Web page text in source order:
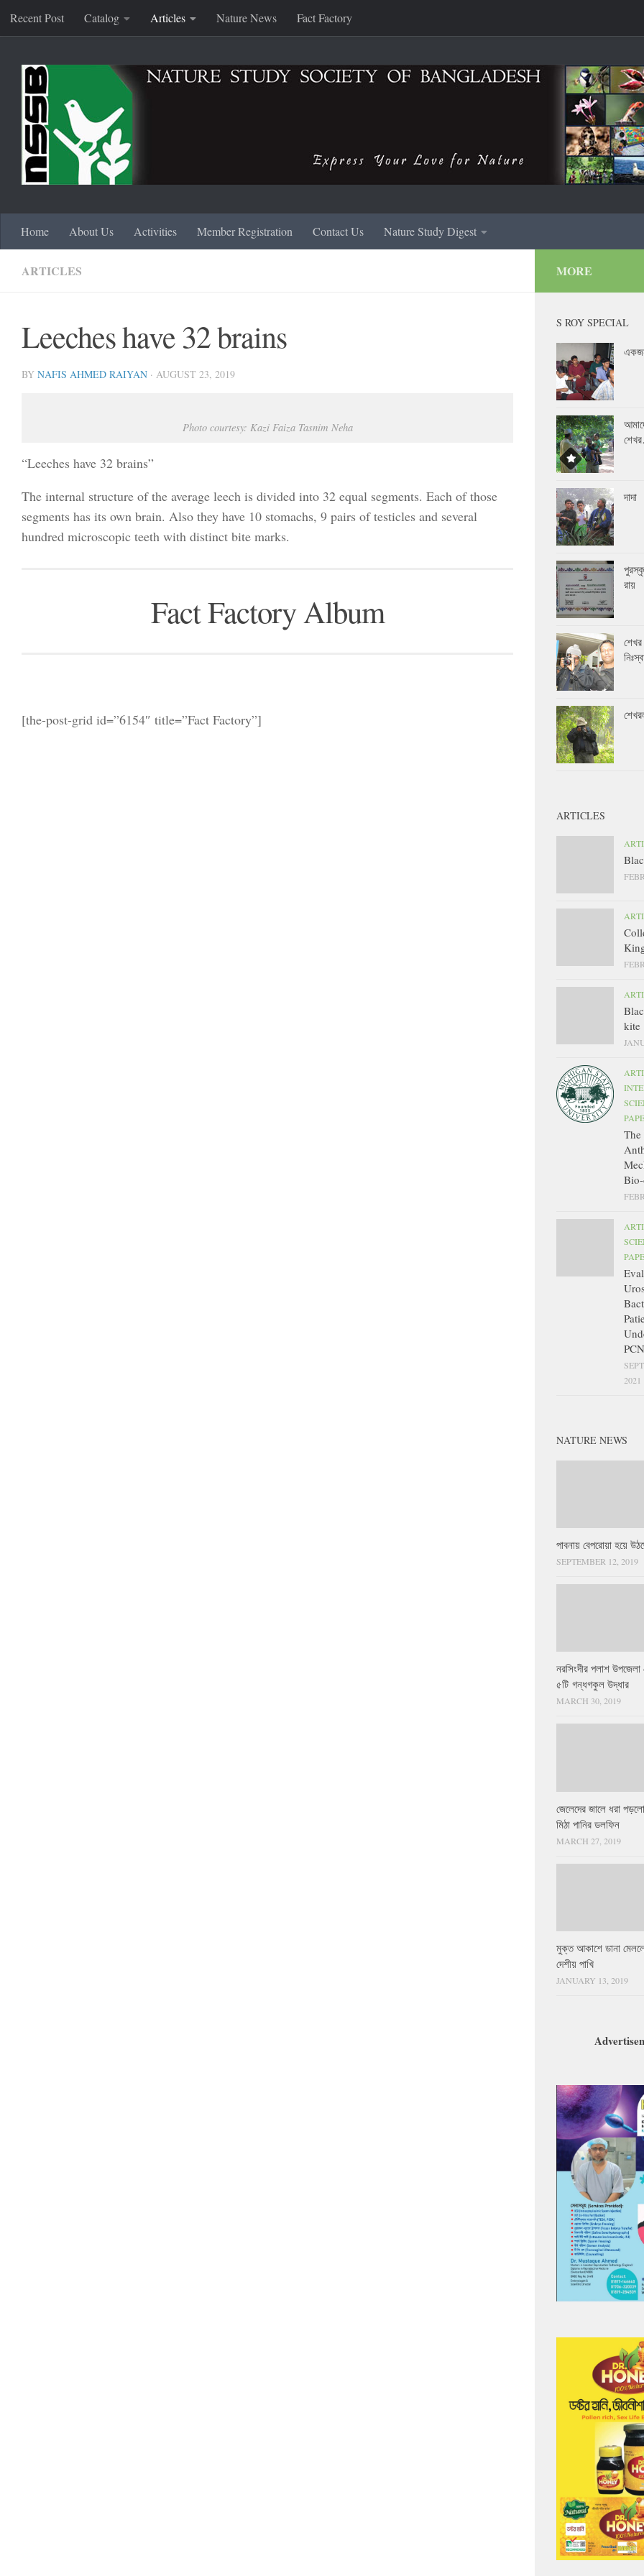
Skip to content
Recent Post Catalog Articles Nature News Fact Factory
Home About Us Activities Member Registration Contact Us Nature Study Digest
ARTICLES
Leeches have 32 brains
BY NAFIS AHMED RAIYAN · AUGUST 23, 2019
Photo courtesy: Kazi Faiza Tasnim Neha
“Leeches have 32 brains”
The internal structure of the average leech is divided into 32 equal segments. Each of those
segments has its own brain. Also they have 10 stomachs, 9 pairs of testicles and several
hundred microscopic teeth with distinct bite marks.
Fact Factory Album
[the-post-grid id=”6154″ title=”Fact Factory”]
MORE
S ROY SPECIAL
দাদা
রায়
ARTICLES
kite
2021
NATURE NEWS
পাবনায় বেপরোয়া হয়ে
SEPTEMBER 12, 2019
নরসিংদীর পলাশ উপজেলা
৫টি গন্ধগকুল উদ্ধার
MARCH 30, 2019
জেলেদের জালে ধরা
মিঠা পানির ডলফিন
MARCH 27, 2019
মুক্ত আকাশে ডানা
দেশীয় পাখি
JANUARY 13, 2019